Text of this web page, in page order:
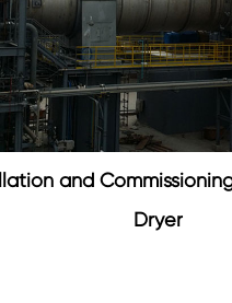
and
Dryer